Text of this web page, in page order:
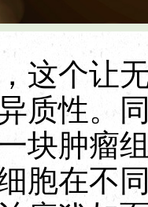
个让无
质性。
块肿瘤
胞在不